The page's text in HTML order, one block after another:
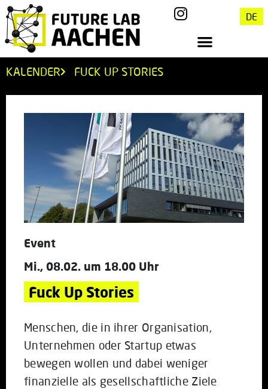
DE
KALENDER FUCK UP STORIES
Event
Mi., 08.02. um 18.00 Uhr
Fuck Up Stories
Menschen, die in ihrer Organisation,
Unternehmen oder Startup etwas
bewegen wollen und dabei weniger
finanzielle als gesellschaftliche Ziele